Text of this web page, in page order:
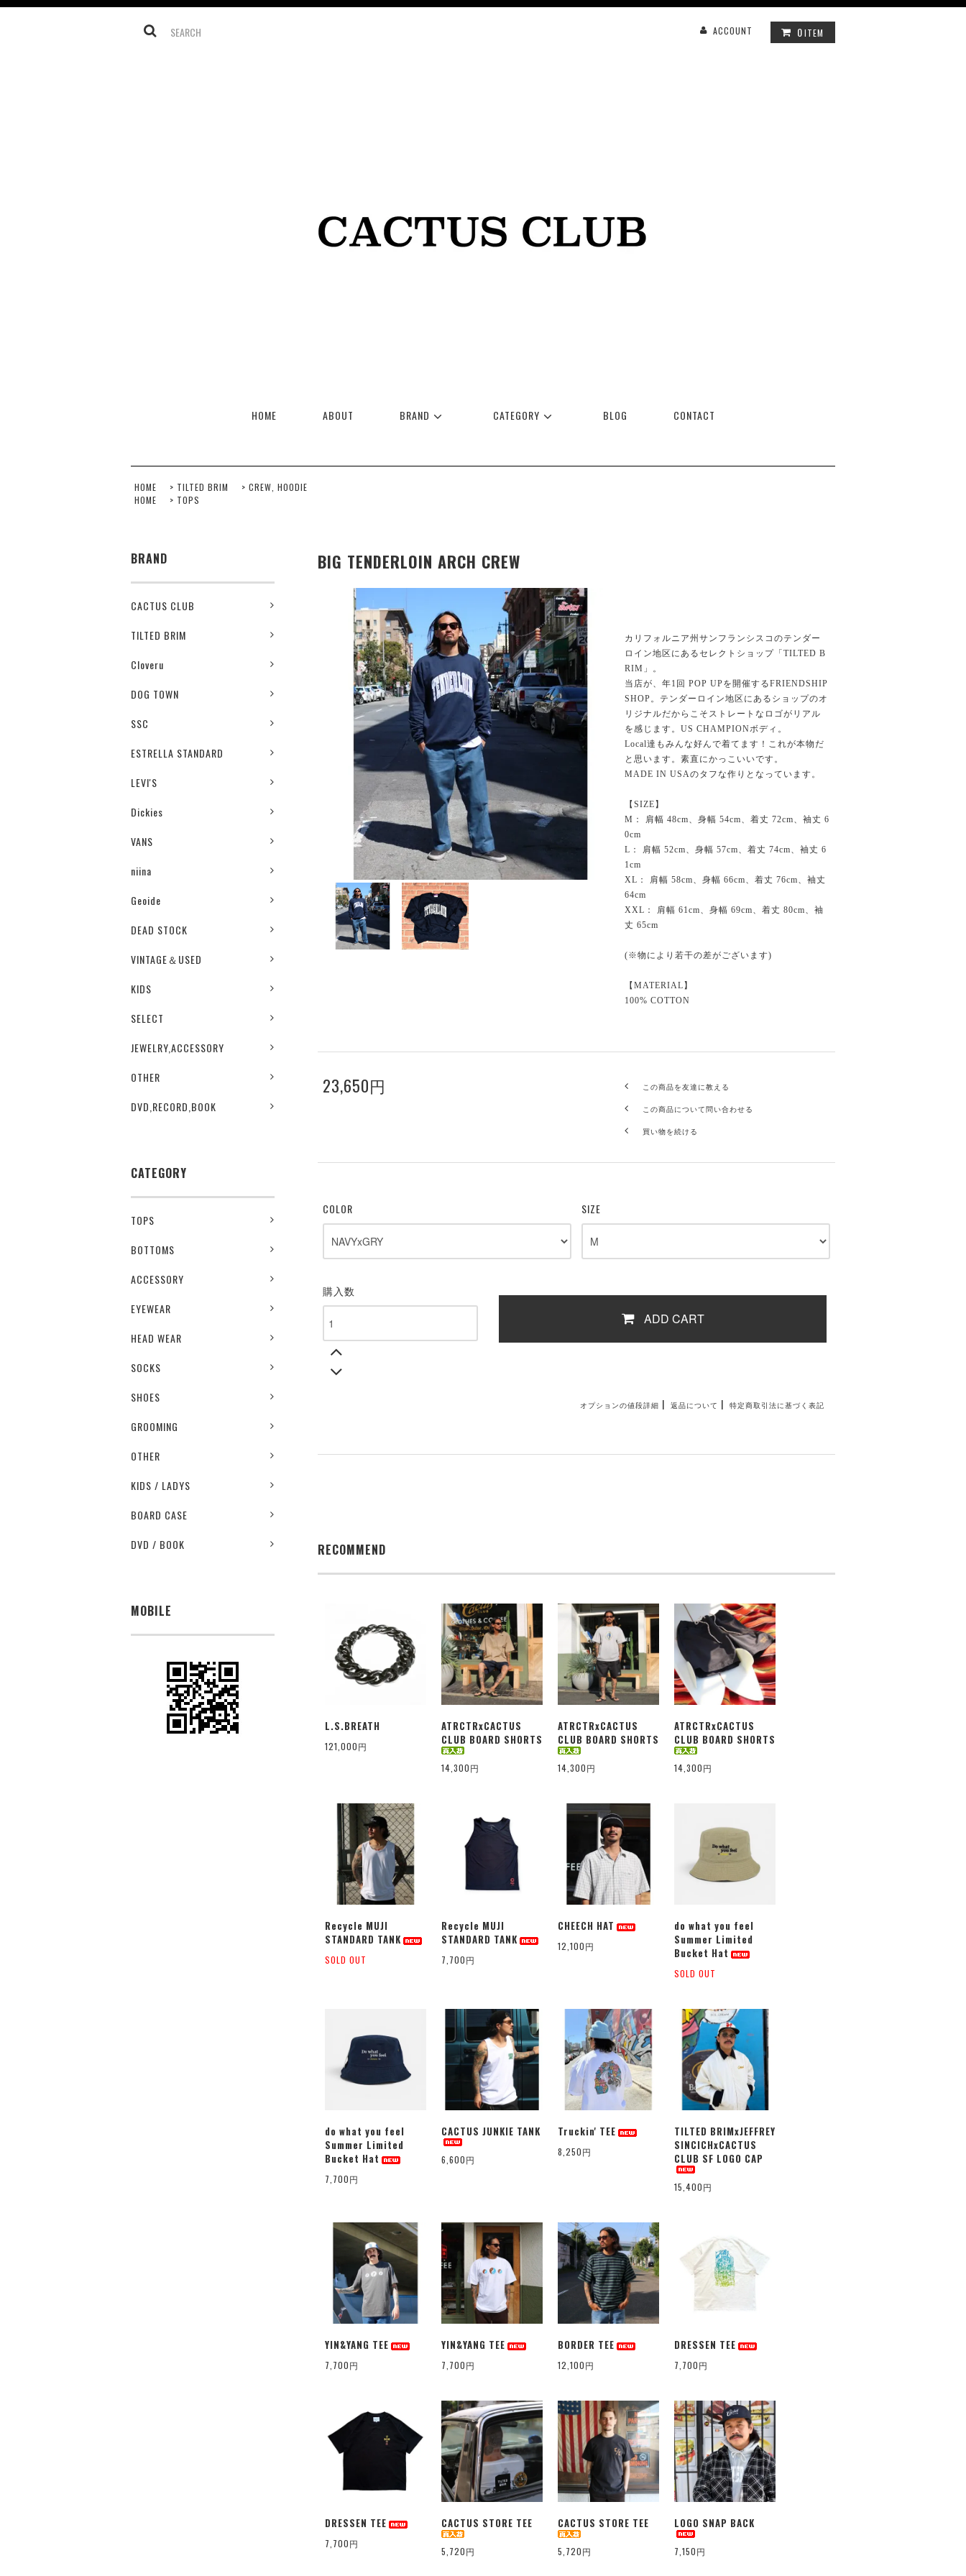
ACCOUNT 0ITEM
HOME ABOUT BRAND CATEGORY BLOG CONTACT
HOME > TILTED BRIM > CREW, HOODIE
HOME
> TOPS
BRAND
CACTUS CLUB
TILTED BRIM
Cloveru
DOG TOWN
SSC
ESTRELLA STANDARD
LEVI'S
Dickies
VANS
niina
Geoide
DEAD STOCK
VINTAGE＆USED
KIDS
SELECT
JEWELRY,ACCESSORY
OTHER
DVD,RECORD,BOOK
CATEGORY
TOPS
BOTTOMS
ACCESSORY
EYEWEAR
HEAD WEAR
SOCKS
SHOES
GROOMING
OTHER
KIDS / LADYS
BOARD CASE
DVD / BOOK
MOBILE
BIG TENDERLOIN ARCH CREW
カリフォルニア州サンフランシスコのテンダー
ロイン地区にあるセレクトショップ「TILTED B
RIM」。
当店が、年1回 POP UPを開催するFRIENDSHIP
SHOP。テンダーロイン地区にあるショップのオ
リジナルだからこそストレートなロゴがリアル
を感じます。US CHAMPIONボディ。
Local達もみんな好んで着てます！これが本物だ
と思います。素直にかっこいいです。
MADE IN USAのタフな作りとなっています。
【SIZE】
M： 肩幅 48cm、身幅 54cm、着丈 72cm、袖丈 6
0cm
L： 肩幅 52cm、身幅 57cm、着丈 74cm、袖丈 6
1cm
XL： 肩幅 58cm、身幅 66cm、着丈 76cm、袖丈
64cm
XXL： 肩幅 61cm、身幅 69cm、着丈 80cm、袖
丈 65cm
(※物により若干の差がございます)
【MATERIAL】
100% COTTON
23,650円 この商品を友達に教える
この商品について問い合わせる
買い物を続ける
COLOR SIZE
購入数
ADD CART
オプションの値段詳細 | 返品について | 特定商取引法に基づく表記
RECOMMEND
L.S.BREATH
121,000円
ATRCTRxCACTUS
CLUB BOARD SHORTS
14,300円
ATRCTRxCACTUS
CLUB BOARD SHORTS
14,300円
ATRCTRxCACTUS
CLUB BOARD SHORTS
14,300円
Recycle MUJI
STANDARD TANK
SOLD OUT
Recycle MUJI
STANDARD TANK
7,700円
CHEECH HAT
12,100円
do what you feel
Summer Limited
Bucket Hat
SOLD OUT
do what you feel
Summer Limited
Bucket Hat
7,700円
CACTUS JUNKIE TANK
6,600円
Truckin' TEE
8,250円
TILTED BRIMxJEFFREY
SINCICHxCACTUS
CLUB SF LOGO CAP
15,400円
YIN&YANG TEE
7,700円
YIN&YANG TEE
7,700円
BORDER TEE
12,100円
DRESSEN TEE
7,700円
DRESSEN TEE
7,700円
CACTUS STORE TEE
5,720円
CACTUS STORE TEE
5,720円
LOGO SNAP BACK
7,150円